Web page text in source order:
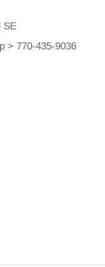
SE
> 770-435-9036